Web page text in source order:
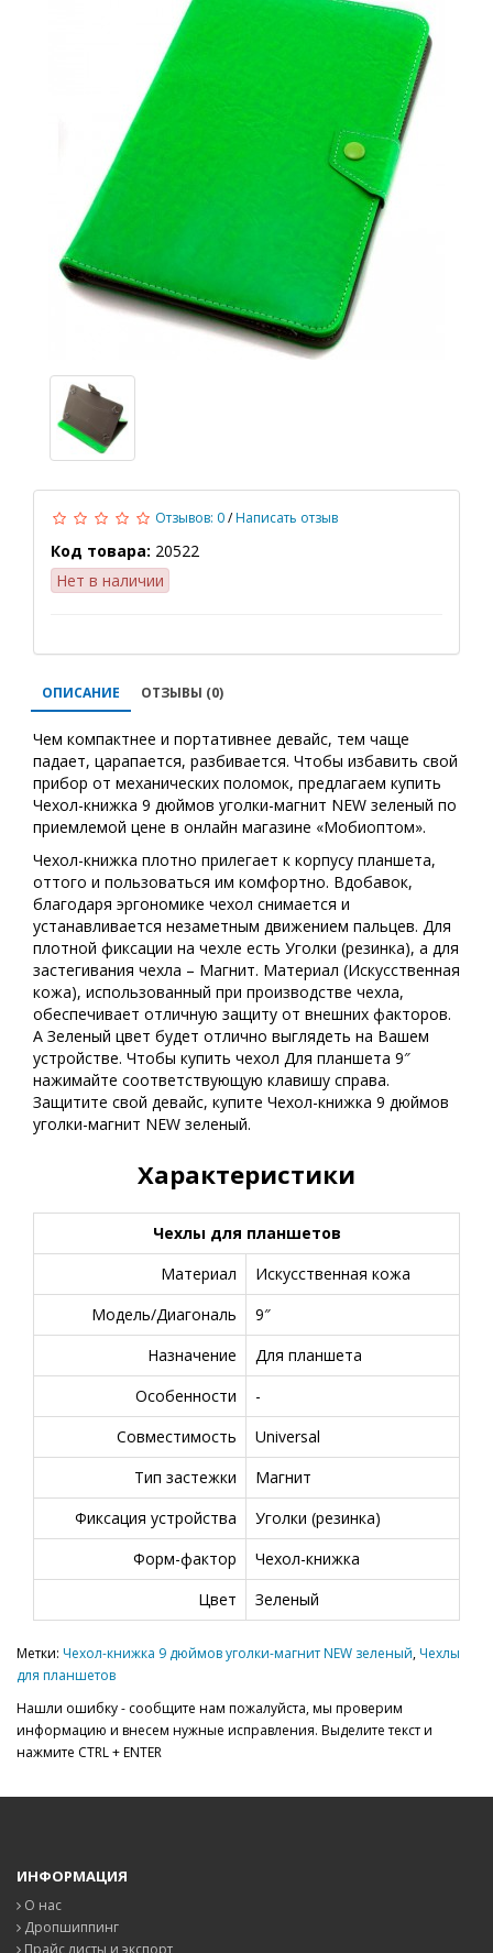
Отзывов: 0/Написать отзыв
Код товара: 20522
Нет в наличии
ОПИСАНИЕ ОТЗЫВЫ (0)
Чем компактнее и портативнее девайс, тем чаще
падает, царапается, разбивается. Чтобы избавить свой
прибор от механических поломок, предлагаем купить
Чехол-книжка 9 дюймов уголки-магнит NEW зеленый по
приемлемой цене в онлайн магазине «Мобиоптом».
Чехол-книжка плотно прилегает к корпусу планшета,
оттого и пользоваться им комфортно. Вдобавок,
благодаря эргономике чехол снимается и
устанавливается незаметным движением пальцев. Для
плотной фиксации на чехле есть Уголки (резинка), а для
застегивания чехла – Магнит. Материал (Искусственная
кожа), использованный при производстве чехла,
обеспечивает отличную защиту от внешних факторов.
А Зеленый цвет будет отлично выглядеть на Вашем
устройстве. Чтобы купить чехол Для планшета 9″
нажимайте соответствующую клавишу справа.
Защитите свой девайс, купите Чехол-книжка 9 дюймов
уголки-магнит NEW зеленый.
Характеристики
Чехлы для планшетов
Материал
Искусственная кожа
Модель/Диагональ
9″
Назначение
Для планшета
Особенности
-
Совместимость
Universal
Тип застежки
Магнит
Фиксация устройства
Уголки (резинка)
Форм-фактор
Чехол-книжка
Цвет
Зеленый
Метки: Чехол-книжка 9 дюймов уголки-магнит NEW зеленый,Чехлы
для планшетов
Нашли ошибку - сообщите нам пожалуйста, мы проверим
информацию и внесем нужные исправления. Выделите текст и
нажмите CTRL + ENTER
ИНФОРМАЦИЯ
О нас
Дропшиппинг
Прайс листы и экспорт